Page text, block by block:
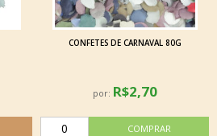
CONFETES DE CARNAVAL 80G
por: R$2,70